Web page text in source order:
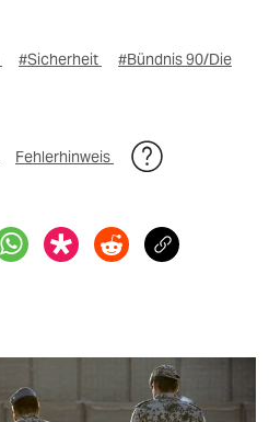
#Sicherheit
#Bündnis 90/Die
Fehlerhinweis